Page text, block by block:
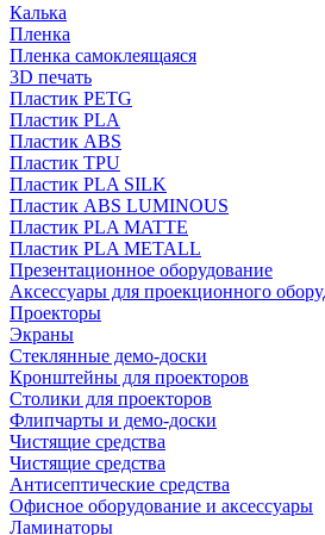
Калька
Пленка
Пленка самоклеящаяся
3D печать
Пластик PETG
Пластик PLA
Пластик ABS
Пластик TPU
Пластик PLA SILK
Пластик ABS LUMINOUS
Пластик PLA MATTE
Пластик PLA METALL
Презентационное оборудование
Аксессуары для проекционного
Проекторы
Экраны
Стеклянные демо-доски
Кронштейны для проекторов
Столики для проекторов
Флипчарты и демо-доски
Чистящие средства
Чистящие средства
Антисептические средства
Офисное оборудование и аксессуары
Ламинаторы